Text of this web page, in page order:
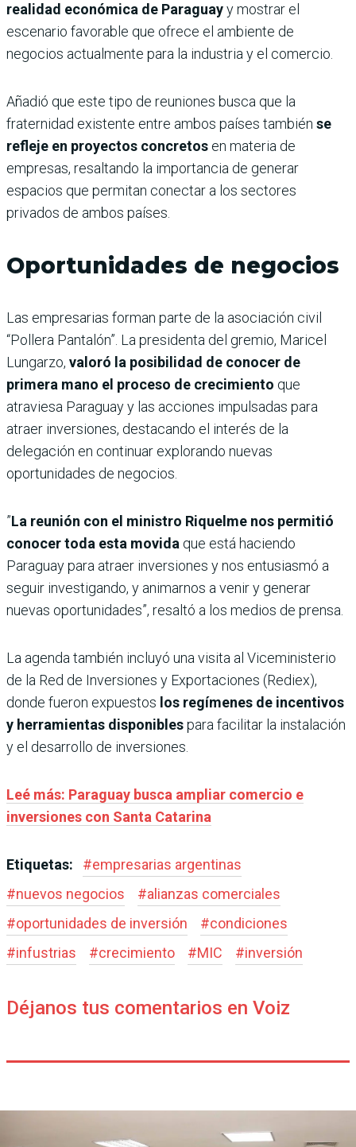
realidad económica de Paraguayy mostrar el
escenario favorable que ofrece el ambiente de
negocios actualmente para la industria y el comercio.
Añadió que este tipo de reuniones busca que la
fraternidad existente entre ambos países también se
refleje en proyectos concretos en materia de
empresas, resaltando la importancia de generar
espacios que permitan conectar a los sectores
privados de ambos países.
Oportunidades de negocios
Las empresarias forman parte de la asociación civil
“Pollera Pantalón”. La presidenta del gremio, Maricel
Lungarzo, valoró la posibilidad de conocer de
primera mano el proceso de crecimiento que
atraviesa Paraguay y las acciones impulsadas para
atraer inversiones, destacando el interés de la
delegación en continuar explorando nuevas
oportunidades de negocios.
”La reunión con el ministro Riquelme nos permitió
conocer toda esta movida que está haciendo
Paraguay para atraer inversiones y nos entusiasmó a
seguir investigando, y animarnos a venir y generar
nuevas oportunidades”, resaltó a los medios de prensa.
La agenda también incluyó una visita al Viceministerio
de la Red de Inversiones y Exportaciones (Rediex),
donde fueron expuestos los regímenes de incentivos
y herramientas disponiblespara facilitar la instalación
y el desarrollo de inversiones.
Leé más: Paraguay busca ampliar comercio e
inversiones con Santa Catarina
Etiquetas: #empresarias argentinas
#nuevos negocios #alianzas comerciales
#oportunidades de inversión #condiciones
#infustrias #crecimiento #MIC #inversión
Déjanos tus comentarios en Voiz